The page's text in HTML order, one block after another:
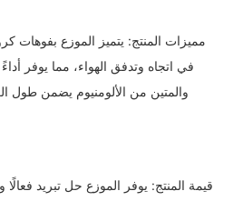
في اتجاه وتدفق الهواء، مما يوفر
والمتين من الألومنيوم يضمن طول
قيمة المنتج: يوفر الموزع حل تبريد فعالًا